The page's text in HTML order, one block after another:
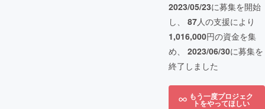
2023/05/23に募集を開始
し、 87人の支援により
1,016,000円の資金を集
め、 2023/06/30に募集を
終了しました
もう一度プロジェク
トをやってほしい